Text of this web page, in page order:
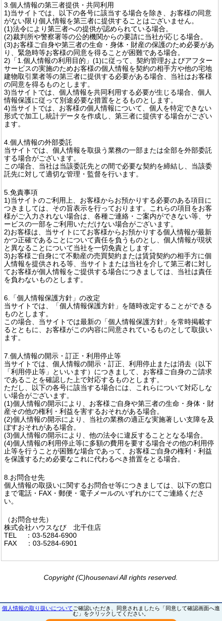
3.個人情報の第三者提供・共同利用
1)当サイトでは、以下の各号に該当する場合を除き、お客様の同意
がない限り個人情報を第三者に提供することはございません。
(1)法令により第三者への提供が認められている場合。
(2)裁判所や警察署等の公的機関からの要請に当社が応じる場合。
(3)お客様ご自身や第三者の生命・身体・財産の保護のため必要があ
り、緊急時等お客様の同意を得ることが困難である場合。
2)「1.個人情報の利用目的」(1)に従って、契約管理およびアフター
サービスの実施のためお客様の個人情報を契約の相手方や他の宅地
建物取引業者等の第三者に提供する必要がある場合、当社はお客様
の同意を得るものとします。
3)当サイトでは、個人情報を共同利用する必要が生じる場合、個人
情報保護に従って別途必要な措置をとるものとします。
4)当サイトでは、お客様の個人情報について、個人を特定できない
形式で加工し統計データを作成し、第三者に提供する場合がござい
ます。
4.個人情報の外部委託
当サイトでは、個人情報を取扱う業務の一部または全部を外部委託
する場合がございます。
この場合、当社は当該委託先との間で必要な契約を締結し、当該委
託先に対して適切な管理・監督を行います。
5.免責事項
1)当サイトのご利用上、お客様からお預かりする必要のある項目に
つきましては、その旨表示を行っております。これらの項目をお客
様がご入力されない場合は、各種ご連絡・ご案内ができない等、サ
ービスの一部をご利用いただけない場合がございます。
2)お客様は、当サイトにてお客様からお預かりする個人情報が最新
かつ正確であることについて責任を負うものとし、個人情報が現状
と異なることについて当社を一切免責とします。
3)お客様ご自身にて不動産の売買契約または賃貸契約の相手方に個
人情報を提供される等、当サイトまたは当社を介して第三者に対し
てお客様が個人情報をご提供する場合につきましては、当社は責任
を負わないものとします。
6.「個人情報保護方針」の改定
当サイトでは、「個人情報保護方針」を随時改定することができる
ものとします。
この場合、当サイトでは最新の「個人情報保護方針」を常時掲載す
るとともに、お客様がこの内容に同意されているものとして取扱い
ます。
7.個人情報の開示・訂正・利用停止等
当サイトでは、個人情報の開示・訂正、利用停止または消去（以下
「利用停止等」といいます）につきまして、お客様ご自身のご請求
であることを確認した上で対応するものとします。
ただし、以下の各号に該当する場合には、これらについて対応しな
い場合がございます。
(1)個人情報の開示により、お客様ご自身や第三者の生命・身体・財
産その他の権利・利益を害するおそれがある場合。
(2)個人情報の開示により、当社の業務の適正な実施著しい支障を及
ぼすおそれがある場合。
(3)個人情報の開示により、他の法令に違反することとなる場合。
(4)個人情報の利用停止等に多額の費用を要する場合その他の利用停
止等を行うことが困難な場合であって、お客様ご自身の権利・利益
を保護するため必要なこれに代わるべき措置をとる場合。
8.お問合せ先
個人情報の取扱いに関するお問合せ等につきましては、以下の窓口
まで電話・FAX・郵便・電子メールのいずれかにてご連絡くださ
い。
（お問合せ先）
株式会社ハウスなび 北千住店
TEL ：03-5284-6900
FAX ：03-5284-6901
Copyright (C)housenavi All rights reserved.
個人情報の取り扱いについて ご確認いただき、同意されましたら「同意して確認画面へ進
む」をクリックしてください。